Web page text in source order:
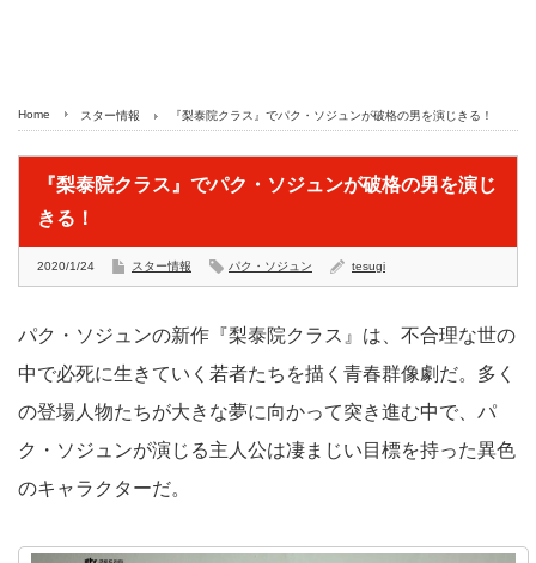
Home スター情報 『梨泰院クラス』でパク・ソジュンが破格の男を演じきる！
『梨泰院クラス』でパク・ソジュンが破格の男を演じ
きる！
2020/1/24 スター情報 パク・ソジュン tesugi
パク・ソジュンの新作『梨泰院クラス』は、不合理な世の
中で必死に生きていく若者たちを描く青春群像劇だ。多く
の登場人物たちが大きな夢に向かって突き進む中で、パ
ク・ソジュンが演じる主人公は凄まじい目標を持った異色
のキャラクターだ。